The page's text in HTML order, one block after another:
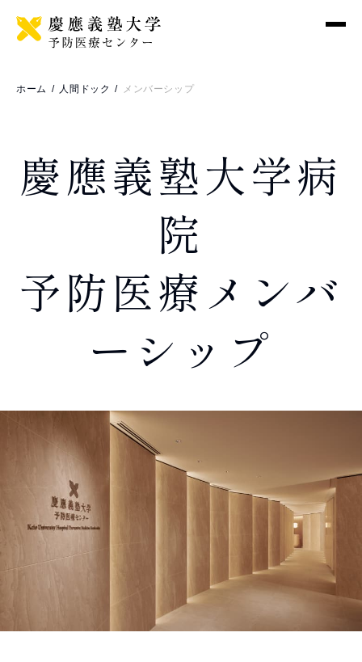
メ
予防医療センター
予防医療とは
歴史と背景
研究・教育
検査メニュー
受診の流れ
よくあるご質問
メンバーシップ
アクセス
English
ホーム 人間ドック メンバーシップ
慶應義塾大学病
院
予防医療メンバ
ーシップ